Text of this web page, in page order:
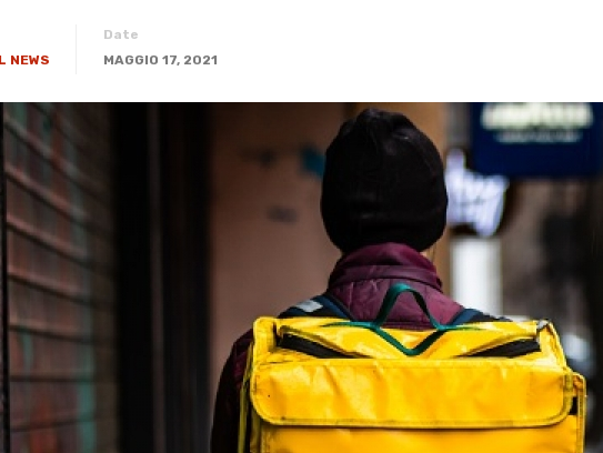
NEWS
Date
MAGGIO 17, 2021